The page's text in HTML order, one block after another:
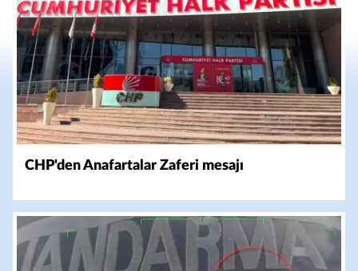
CHP'den Anafartalar Zaferi mesajı